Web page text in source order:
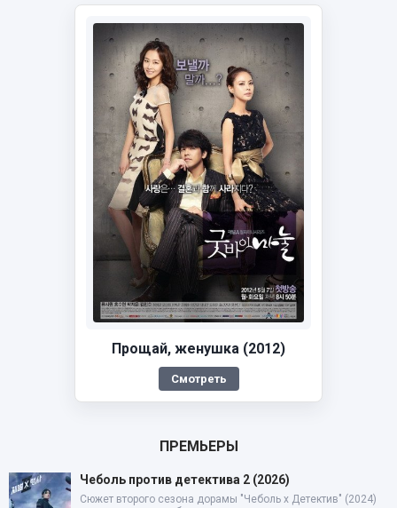
Прощай, женушка (2012)
Смотреть
ПРЕМЬЕРЫ
Чеболь против детектива 2 (2026)
Сюжет второго сезона дорамы "Чеболь x Детектив" (2024)